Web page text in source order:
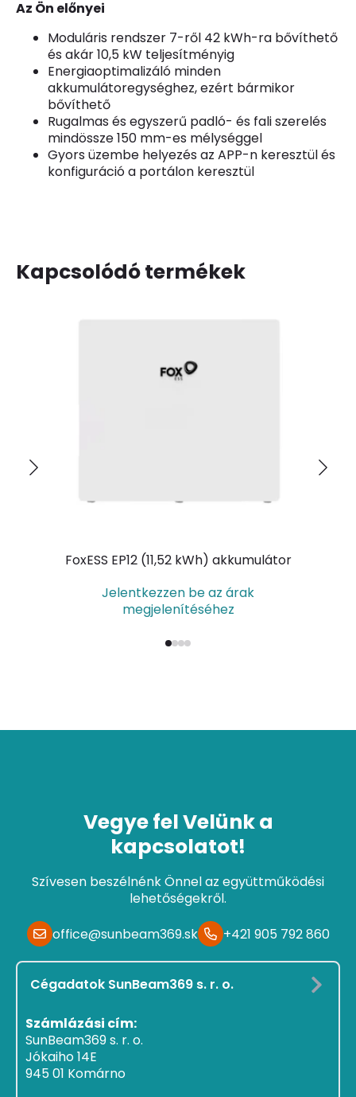
Az Ön előnyei
Moduláris rendszer 7-ről 42 kWh-ra bővíthető
és akár 10,5 kW teljesítményig
Energiaoptimalizáló minden
akkumulátoregységhez, ezért bármikor
bővíthető
Rugalmas és egyszerű padló- és fali szerelés
mindössze 150 mm-es mélységgel
Gyors üzembe helyezés az APP-n keresztül és
konfiguráció a portálon keresztül
Kapcsolódó termékek
FoxESS EP12 (11,52 kWh) akkumulátor
Jelentkezzen be az árak
megjelenítéséhez
Vegye fel Velünk a
kapcsolatot!
Szívesen beszélnénk Önnel az együttműködési
lehetőségekről.
office@sunbeam369.sk
+421 905 792 860
Cégadatok SunBeam369 s. r. o.
Számlázási cím:
SunBeam369 s. r. o.
Jókaiho 14E
945 01 Komárno